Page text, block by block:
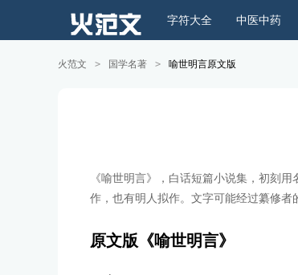
中医中药
字符大全
火范文 > 国学名著 > 喻世明言原文版
《喻世明言》，白话短篇小说集，初刻
作，也有明人拟作。文字可能经过纂修者
原文版《喻世明言》